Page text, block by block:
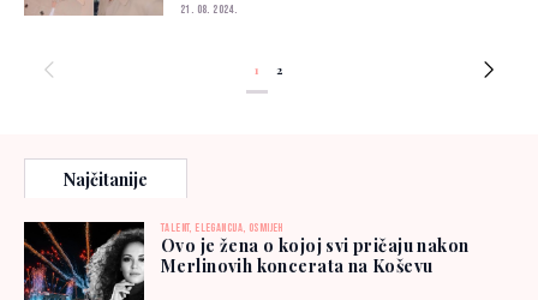
21. 08. 2024.
1 2
Najčitanije
TALENT, ELEGANCIJA, OSMIJEH
Ovo je žena o kojoj svi pričaju nakon
Merlinovih koncerata na Koševu